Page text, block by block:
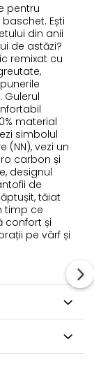
pentru
Ești
din anii
de astăzi?
remixat cu
Gulerul
material
simbolul
(NN), vezi un
carbon și
designul
de
tăiat
timp ce
confort și
pe vârf și